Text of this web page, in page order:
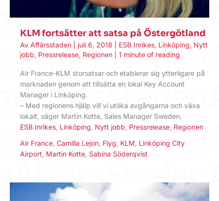
KLM fortsätter att satsa på Östergötland
Av Affärsstaden juli 6, 2018 ESB Inrikes, Linköping, Nytt
jobb, Pressrelease, Regionen 1 minute of reading
Air France-KLM storsatsar och etablerar sig ytterligare på
marknaden genom att tillsätta en lokal Key Account
Manager i Linköping.
– Med regionens hjälp vill vi utöka avgångarna och växa
lokalt, säger Martin Kotte, Sales Manager Sweden.
ESB Inrikes Linköping Nytt jobb Pressrelease Regionen
Air France Camilla Lejon Flyg KLM Linköping City
Airport Martin Kotte Sabina Söderqvist